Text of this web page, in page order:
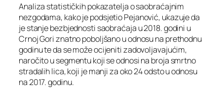
Analiza statističkih pokazatelja o saobraćajnim
nezgodama, kako je podsjetio Pejanović, ukazuje da
je stanje bezbjednosti saobraćaja u 2018. godini u
Crnoj Gori znatno poboljšano u odnosu na prethodnu
godinu te da se može ocijeniti zadovoljavajućim,
naročito u segmentu koji se odnosi na broja smrtno
stradalih lica, koji je manji za oko 24 odsto u odnosu
na 2017. godinu.